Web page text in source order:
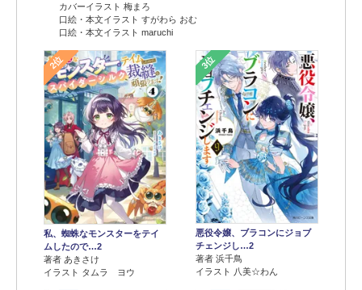
カバーイラスト 梅まろ
口絵・本文イラスト すがわら おむ
口絵・本文イラスト maruchi
2位
私、蜘蛛なモンスターをテイ
ムしたので…2
著者 あきさけ
イラスト タムラ ヨウ
3位
悪役令嬢、ブラコンにジョブ
チェンジし…2
著者 浜千鳥
イラスト 八美☆わん